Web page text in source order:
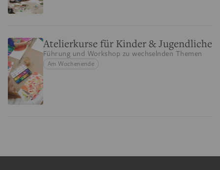
Atelierkurse für Kinder & Jugendliche
Führung und Workshop zu wechselnden Themen
Am Wochenende